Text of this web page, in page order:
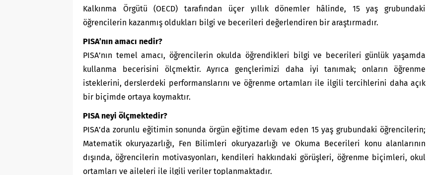
Kalkınma Örgütü (OECD) tarafından üçer yıllık dönemler hâlinde, 15 yaş grubundaki
öğrencilerin kazanmış oldukları bilgi ve becerileri değerlendiren bir araştırmadır.
PISA’nın amacı nedir?
PISA’nın temel amacı, öğrencilerin okulda öğrendikleri bilgi ve becerileri günlük yaşamda
kullanma becerisini ölçmektir. Ayrıca gençlerimizi daha iyi tanımak; onların öğrenme
isteklerini, derslerdeki performanslarını ve öğrenme ortamları ile ilgili tercihlerini daha açık
bir biçimde ortaya koymaktır.
PISA neyi ölçmektedir?
PISA’da zorunlu eğitimin sonunda örgün eğitime devam eden 15 yaş grubundaki öğrencilerin;
Matematik okuryazarlığı, Fen Bilimleri okuryazarlığı ve Okuma Becerileri konu alanlarının
dışında, öğrencilerin motivasyonları, kendileri hakkındaki görüşleri, öğrenme biçimleri, okul
ortamları ve aileleri ile ilgili veriler toplanmaktadır.